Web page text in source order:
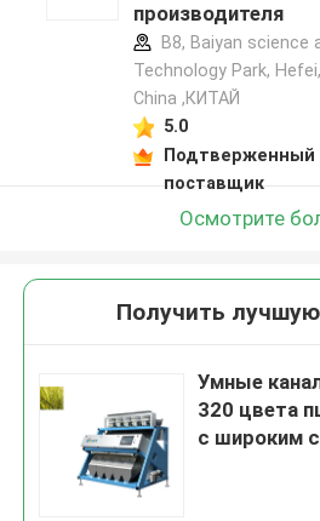
производителя
B8, Baiyan science
Technology Park,
China ,КИТАЙ
5.0
Подтверженный
поставщик
Осмотрите
Получить
Умные
320 цвета
с широким